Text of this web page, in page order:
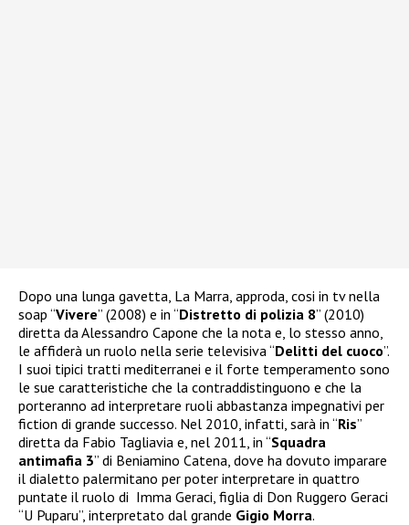
Dopo una lunga gavetta, La Marra, approda, cosi in tv nella
soap “Vivere” (2008) e in “Distretto di polizia 8” (2010)
diretta da Alessandro Capone che la nota e, lo stesso anno,
le affiderà un ruolo nella serie televisiva “Delitti del cuoco”.
I suoi tipici tratti mediterranei e il forte temperamento sono
le sue caratteristiche che la contraddistinguono e che la
porteranno ad interpretare ruoli abbastanza impegnativi per
fiction di grande successo. Nel 2010, infatti, sarà in “Ris”
diretta da Fabio Tagliavia e, nel 2011, in “Squadra
antimafia 3” di Beniamino Catena, dove ha dovuto imparare
il dialetto palermitano per poter interpretare in quattro
puntate il ruolo di Imma Geraci, figlia di Don Ruggero Geraci
“U Puparu”, interpretato dal grande Gigio Morra.